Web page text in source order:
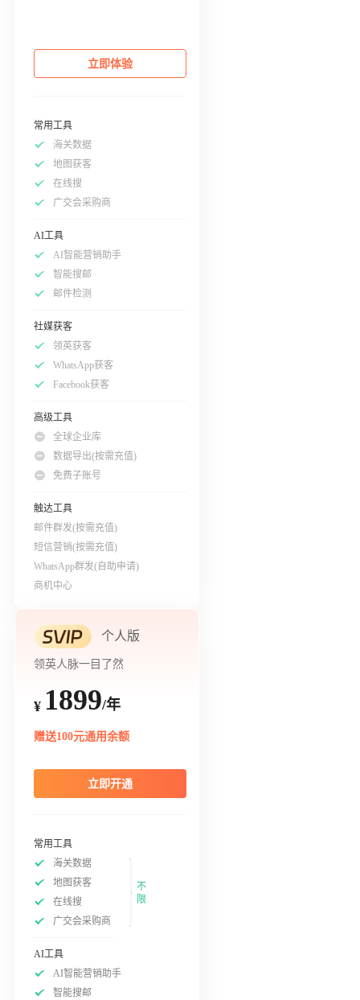
立即体验
常用工具
海关数据
地图获客
在线搜
广交会采购商
AI工具
AI智能营销助手
智能搜邮
邮件检测
社媒获客
领英获客
WhatsApp获客
Facebook获客
高级工具
全球企业库
数据导出(按需充值)
免费子账号
触达工具
邮件群发(按需充值)
短信营销(按需充值)
WhatsApp群发(自助申请)
商机中心
个人版
领英人脉一目了然
¥ 1899/年
赠送100元通用余额
立即开通
常用工具
海关数据
地图获客
在线搜
广交会采购商
不
限
AI工具
AI智能营销助手
智能搜邮